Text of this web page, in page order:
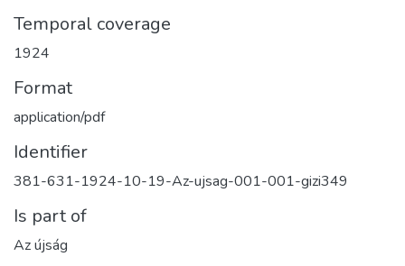
Temporal coverage
1924
Format
application/pdf
Identifier
381-631-1924-10-19-Az-ujsag-001-001-gizi349
Is part of
Az újság